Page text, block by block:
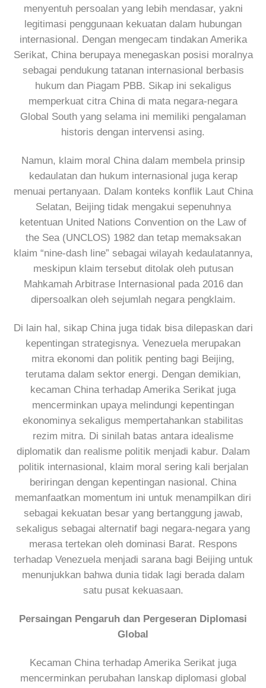
menyentuh persoalan yang lebih mendasar, yakni
legitimasi penggunaan kekuatan dalam hubungan
internasional. Dengan mengecam tindakan Amerika
Serikat, China berupaya menegaskan posisi moralnya
sebagai pendukung tatanan internasional berbasis
hukum dan Piagam PBB. Sikap ini sekaligus
memperkuat citra China di mata negara-negara
Global South yang selama ini memiliki pengalaman
historis dengan intervensi asing.
Namun, klaim moral China dalam membela prinsip
kedaulatan dan hukum internasional juga kerap
menuai pertanyaan. Dalam konteks konflik Laut China
Selatan, Beijing tidak mengakui sepenuhnya
ketentuan United Nations Convention on the Law of
the Sea (UNCLOS) 1982 dan tetap memaksakan
klaim “nine-dash line” sebagai wilayah kedaulatannya,
meskipun klaim tersebut ditolak oleh putusan
Mahkamah Arbitrase Internasional pada 2016 dan
dipersoalkan oleh sejumlah negara pengklaim.
Di lain hal, sikap China juga tidak bisa dilepaskan dari
kepentingan strategisnya. Venezuela merupakan
mitra ekonomi dan politik penting bagi Beijing,
terutama dalam sektor energi. Dengan demikian,
kecaman China terhadap Amerika Serikat juga
mencerminkan upaya melindungi kepentingan
ekonominya sekaligus mempertahankan stabilitas
rezim mitra. Di sinilah batas antara idealisme
diplomatik dan realisme politik menjadi kabur. Dalam
politik internasional, klaim moral sering kali berjalan
beriringan dengan kepentingan nasional. China
memanfaatkan momentum ini untuk menampilkan diri
sebagai kekuatan besar yang bertanggung jawab,
sekaligus sebagai alternatif bagi negara-negara yang
merasa tertekan oleh dominasi Barat. Respons
terhadap Venezuela menjadi sarana bagi Beijing untuk
menunjukkan bahwa dunia tidak lagi berada dalam
satu pusat kekuasaan.
Persaingan Pengaruh dan Pergeseran Diplomasi
Global
Kecaman China terhadap Amerika Serikat juga
mencerminkan perubahan lanskap diplomasi global